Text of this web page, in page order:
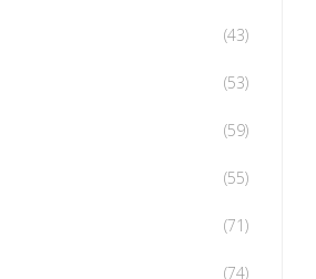
(43)
(53)
(59)
(55)
(71)
(74)